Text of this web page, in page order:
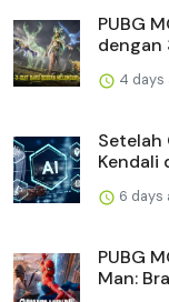
PUBG
dengan
4 days
Setelah
Kendali
6 days
PUBG
Man: